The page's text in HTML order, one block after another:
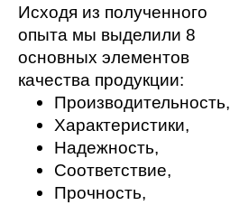
Исходя из полученного
опыта мы выделили 8
основных элементов
качества продукции:
Производительность,
Характеристики,
Надежность,
Соответствие,
Прочность,